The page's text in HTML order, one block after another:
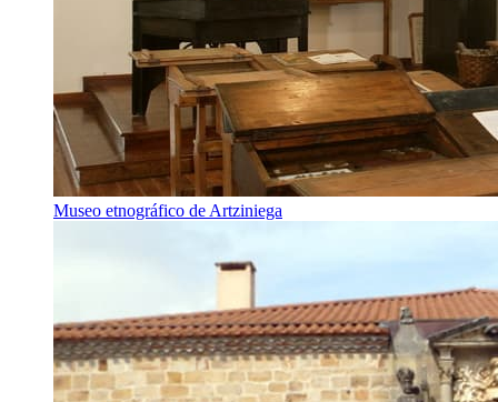
Museo etnográfico de Artziniega